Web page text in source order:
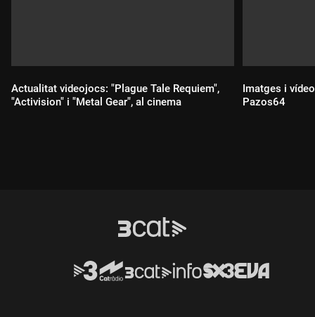
Actualitat videojocs: "Plague Tale Requiem",
"Activision" i "Metal Gear", al cinema
Imatges i
Pazos64